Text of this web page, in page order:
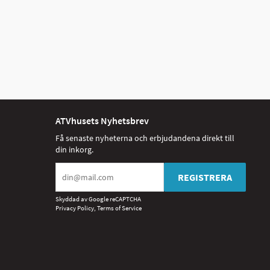
ATVhusets Nyhetsbrev
Få senaste nyheterna och erbjudandena direkt till
din inkorg.
REGISTRERA
Skyddad av Google reCAPTCHA
Privacy Policy, Terms of Service